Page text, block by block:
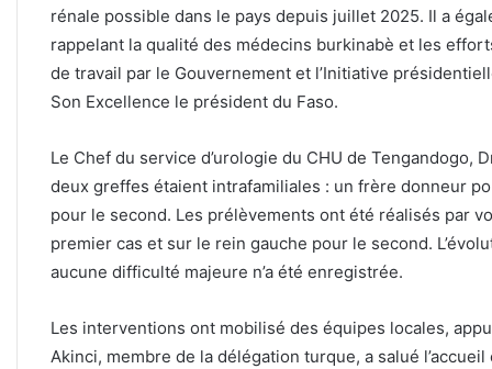
rénale possible dans le pays depuis juillet 2025. Il a
rappelant la qualité des médecins burkinabè et les
de travail par le Gouvernement et l’Initiative
Son Excellence le président du Faso.
Le Chef du service d’urologie du CHU de Tengandogo,
deux greffes étaient intrafamiliales : un frère donneur
pour le second. Les prélèvements ont été réalisés par
premier cas et sur le rein gauche pour le second.
aucune difficulté majeure n’a été enregistrée.
Les interventions ont mobilisé des équipes locales,
Akinci, membre de la délégation turque, a salué